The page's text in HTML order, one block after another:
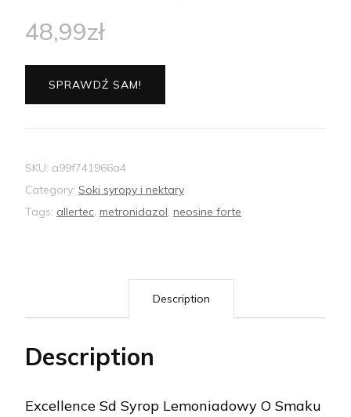
48,99zł
SPRAWDŹ SAM!
SKU: a99f741966a4
Category: Soki syropy i nektary
Tags: allertec, metronidazol, neosine forte
Description
Description
Excellence Sd Syrop Lemoniadowy O Smaku